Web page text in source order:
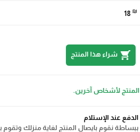
18 ₪
shopping_cart شراء هذا المنتج
المنتج لأشخاص آخرين.
الدفع عند الإستلام
ببساطة نقوم بايصال المنتج لغاية منزلك وتقوم